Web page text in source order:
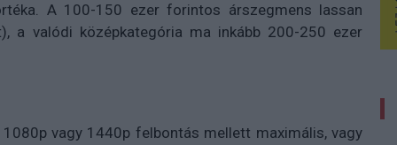
A 100-150 ezer forintos árszegmens lassan
a valódi középkategória ma inkább 200-250 ezer
vagy 1440p felbontás mellett maximális, vagy